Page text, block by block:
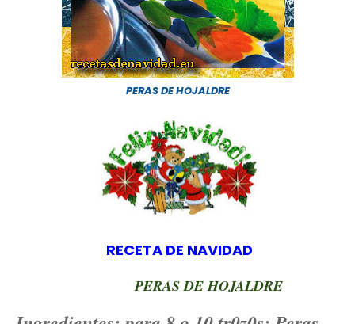
PERAS DE HOJALDRE
RECETA DE NAVIDAD
PERAS DE HOJALDRE